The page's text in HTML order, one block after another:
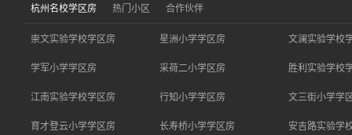
杭州名校学区房 热门小区 合作伙伴
崇文实验学校学区房 星洲小学学区房 文澜实验学校
学军小学学区房 采荷二小学区房 胜利实验学校
江南实验学校学区房 行知小学学区房 文三街小学学
育才登云小学学区房 长寿桥小学学区房 安吉路实验学